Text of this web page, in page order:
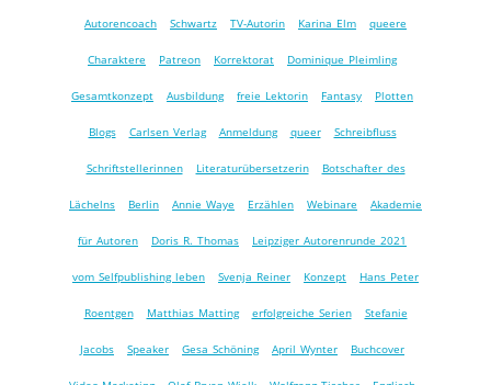
Autorencoach Schwartz TV-Autorin Karina Elm queere
Charaktere Patreon Korrektorat Dominique Pleimling
Gesamtkonzept Ausbildung freie Lektorin Fantasy Plotten
Blogs Carlsen Verlag Anmeldung queer Schreibfluss
Schriftstellerinnen Literaturübersetzerin Botschafter des
Lächelns Berlin Annie Waye Erzählen Webinare Akademie
für Autoren Doris R. Thomas Leipziger Autorenrunde 2021
vom Selfpublishing leben Svenja Reiner Konzept Hans Peter
Roentgen Matthias Matting erfolgreiche Serien Stefanie
Jacobs Speaker Gesa Schöning April Wynter Buchcover